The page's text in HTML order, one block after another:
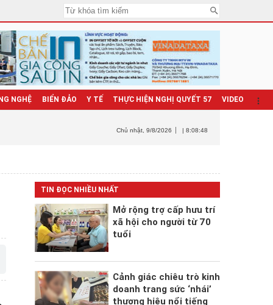
NGHỆ BIỂN ĐẢO Y TẾ THỰC HIỆN NGHỊ QUYẾT 57 VIDEO
Chủ nhật , 9/8/2026 | 8:08:50
TIN ĐỌC NHIỀU NHẤT
Mở rộng trợ cấp hưu trí
xã hội cho người từ 70
tuổi
Cảnh giác chiêu trò kinh
doanh trang sức ‘nhái’
thương hiệu nổi tiếng